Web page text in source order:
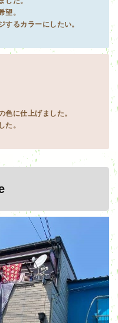
望。
るカラーにしたい。
色に仕上げました。
た。